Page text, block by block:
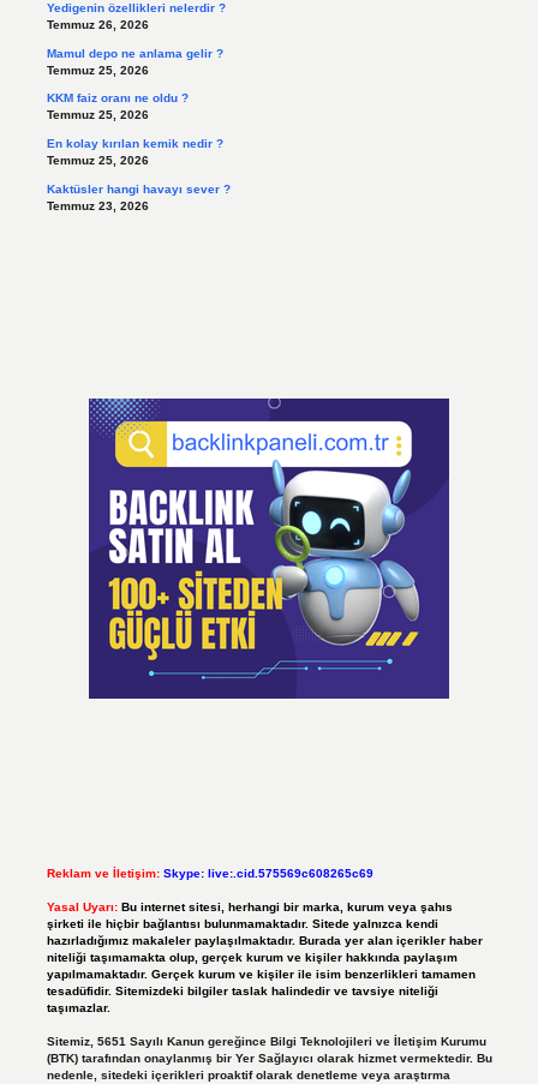
Yedigenin özellikleri nelerdir ?
Temmuz 26, 2026
Mamul depo ne anlama gelir ?
Temmuz 25, 2026
KKM faiz oranı ne oldu ?
Temmuz 25, 2026
En kolay kırılan kemik nedir ?
Temmuz 25, 2026
Kaktüsler hangi havayı sever ?
Temmuz 23, 2026
Reklam ve İletişim: Skype: live:.cid.575569c608265c69
Yasal Uyarı: Bu internet sitesi, herhangi bir marka, kurum veya şahıs
şirketi ile hiçbir bağlantısı bulunmamaktadır. Sitede yalnızca kendi
hazırladığımız makaleler paylaşılmaktadır. Burada yer alan içerikler haber
niteliği taşımamakta olup, gerçek kurum ve kişiler hakkında paylaşım
yapılmamaktadır. Gerçek kurum ve kişiler ile isim benzerlikleri tamamen
tesadüfidir. Sitemizdeki bilgiler taslak halindedir ve tavsiye niteliği
taşımazlar.
Sitemiz, 5651 Sayılı Kanun gereğince Bilgi Teknolojileri ve İletişim Kurumu
(BTK) tarafından onaylanmış bir Yer Sağlayıcı olarak hizmet vermektedir. Bu
nedenle, sitedeki içerikleri proaktif olarak denetleme veya araştırma